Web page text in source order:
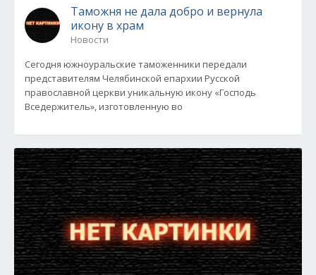
Таможня не дала добро и вернула
икону в храм
Новости
Сегодня южноуральские таможенники передали
представителям Челябинской епархии Русской
православной церкви уникальную икону «Господь
Вседержитель», изготовленную во